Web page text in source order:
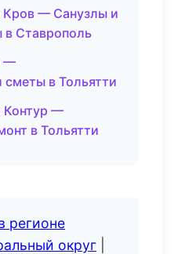
— Санузлы и
в Ставрополь
—
в Тольятти
Контур —
в Тольятти
регионе
округ